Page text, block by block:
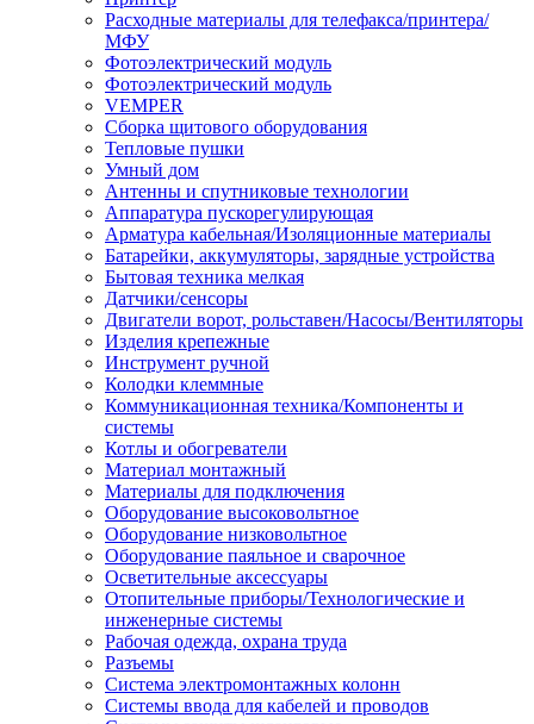
Расходные материалы для телефакса/принтера/
МФУ
Фотоэлектрический модуль
Фотоэлектрический модуль
VEMPER
Сборка щитового оборудования
Тепловые пушки
Умный дом
Антенны и спутниковые технологии
Аппаратура пускорегулирующая
Арматура кабельная/Изоляционные материалы
Батарейки, аккумуляторы, зарядные устройства
Бытовая техника мелкая
Датчики/сенсоры
Двигатели ворот, рольставен/Насосы/Вентиляторы
Изделия крепежные
Инструмент ручной
Колодки клеммные
Коммуникационная техника/Компоненты и
системы
Котлы и обогреватели
Материал монтажный
Материалы для подключения
Оборудование высоковольтное
Оборудование низковольтное
Оборудование паяльное и сварочное
Осветительные аксессуары
Отопительные приборы/Технологические и
инженерные системы
Рабочая одежда, охрана труда
Разъемы
Система электромонтажных колонн
Системы ввода для кабелей и проводов